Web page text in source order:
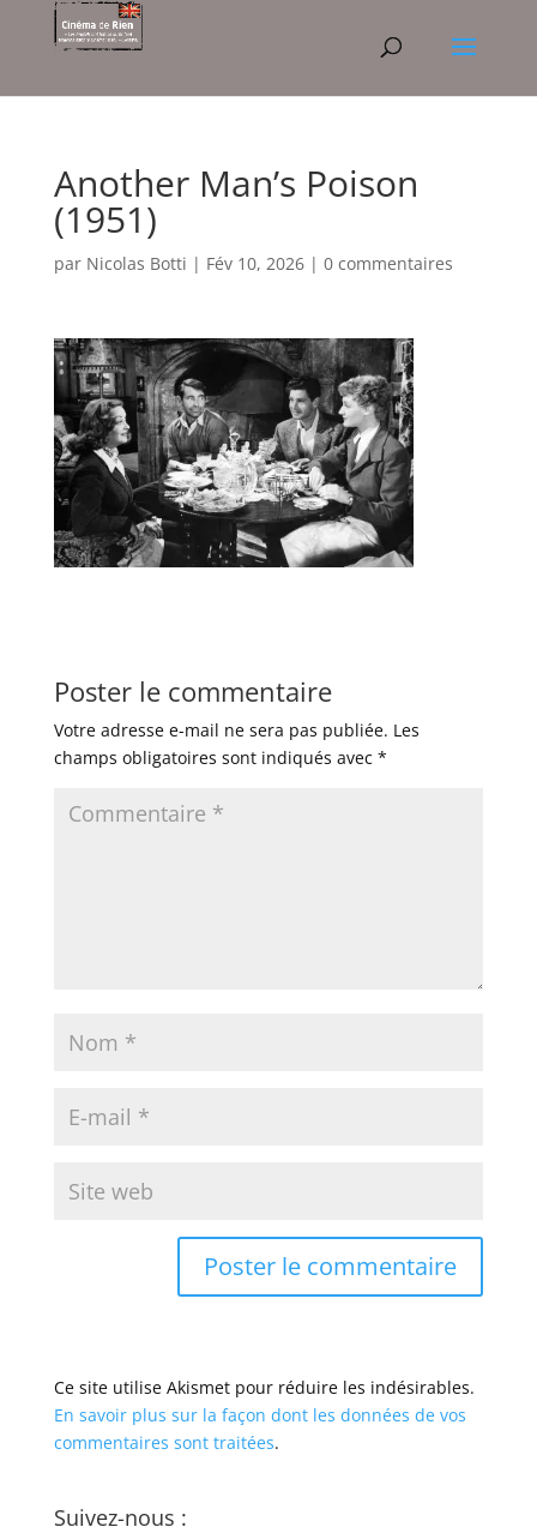
Another Man’s Poison
(1951)
par Nicolas Botti | Fév 10, 2026| 0 commentaires
Poster le commentaire
Votre adresse e-mail ne sera pas publiée. Les
champs obligatoires sont indiqués avec *
Ce site utilise Akismet pour réduire les indésirables.
En savoir plus sur la façon dont les données de vos
commentaires sont traitées.
Suivez-nous :